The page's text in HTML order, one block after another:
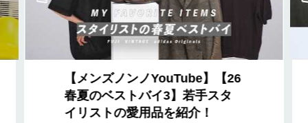
【メンズノンノYouTube】【26
春夏のベストバイ3】若手スタ
イリストの愛用品を紹介！